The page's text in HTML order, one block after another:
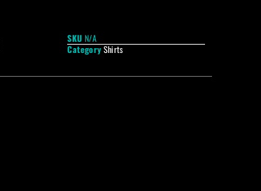
SKU N/A
Category Shirts